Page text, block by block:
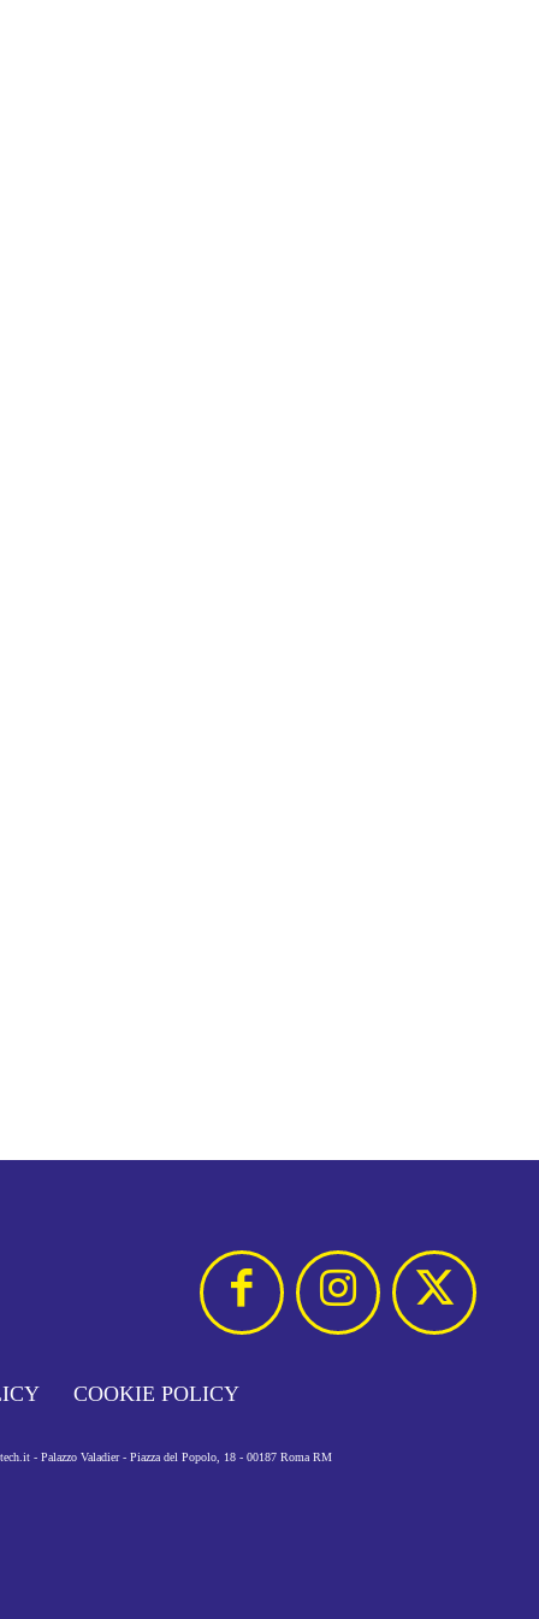
COOKIE POLICY
- Palazzo Valadier - Piazza del Popolo, 18 - 00187 Roma RM